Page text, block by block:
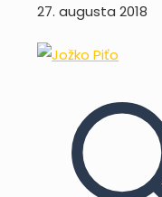
27. augusta 2018